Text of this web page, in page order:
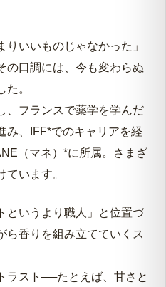
りいいものじゃなかった」
の口調には、今も変わらぬ
。
、フランスで薬学を学んだ
み、IFF*でのキャリアを経
（マネ）*に所属。さまざ
ています。
というより職人」と位置づ
ら香りを組み立てていくス
ラスト──たとえば、甘さと